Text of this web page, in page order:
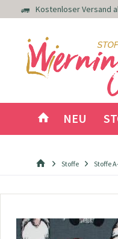
Kostenloser Versand
NEU
Stoffe Stoffe